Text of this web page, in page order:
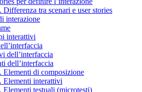
Differenza tra scenari e user stories
interazione
interattivi
dell’interfaccia
dell’interfaccia
Elementi di composizione
Elementi interattivi
Elementi testuali (microtesti)